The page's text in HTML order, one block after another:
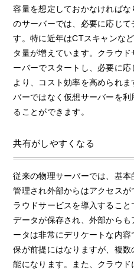
容量を想定しておかなければ
のサーバーでは、必要に応じ
す。特に近年はCTスキャンな
タ量が増えています。クラウ
ーバーでスタートし、必要に
より、コスト効率を高められ
バーではなく仮想サーバーを
ることができます。
共有がしやすくなる
従来の物理サーバーでは、基
管理され外部からはアクセス
ラウドサービスを導入するこ
データが保存され、外部から
ータは非常にデリケートな内
保が前提にはなりますが、複
能になります。また、クラウ